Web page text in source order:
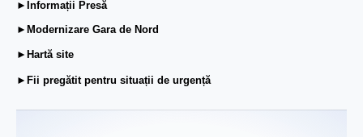
►Informații Presă
►Modernizare Gara de Nord
►Hartă site
►Fii pregătit pentru situații de urgență